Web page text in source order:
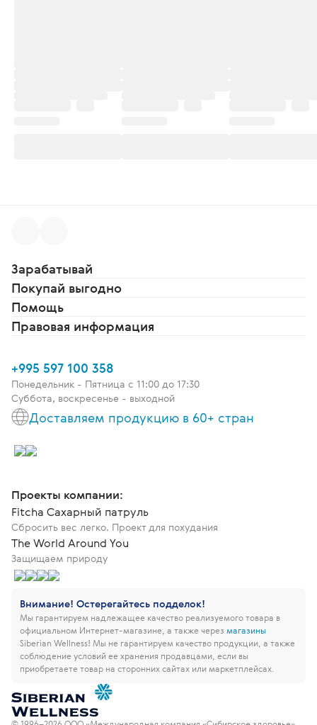
Зарабатывай
Покупай выгодно
Помощь
Правовая информация
+995 597 100 358
Понедельник - Пятница c 11:00 до 17:30
Суббота, воскресенье - выходной
Доставляем продукцию в 60+ стран
Проекты компании:
Fitcha Сахарный патруль
Сбросить вес легко. Проект для похудания
The World Around You
Защищаем природу
Внимание! Остерегайтесь подделок!
Мы гарантируем надлежащее качество реализуемого товара в
официальном Интернет-магазине, а также через магазины
Siberian Wellness! Мы не гарантируем качество продукции, а также
соблюдение условий ее хранения продавцами, если вы
приобретаете товар на сторонних сайтах или маркетплейсах.